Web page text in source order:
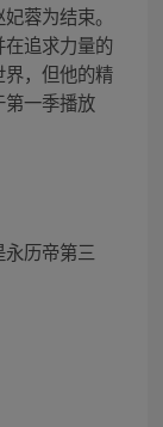
蓉为结束。
追求力量的
，但他的精
一季播放
历帝第三